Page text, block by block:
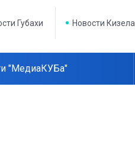
Губахи Новости Кизела
"МедиаКУБа"